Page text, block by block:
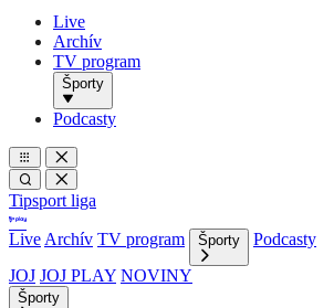
Live
Archív
TV program
Športy
Podcasty
Tipsport liga
Live Archív TV program Športy
Podcasty
JOJ JOJ PLAY NOVINY
Športy